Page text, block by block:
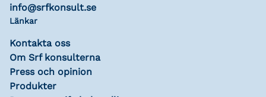
info@srfkonsult.se
Länkar
Kontakta oss
Om Srf konsulterna
Press och opinion
Produkter